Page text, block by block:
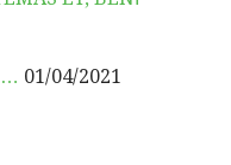
01/04/2021